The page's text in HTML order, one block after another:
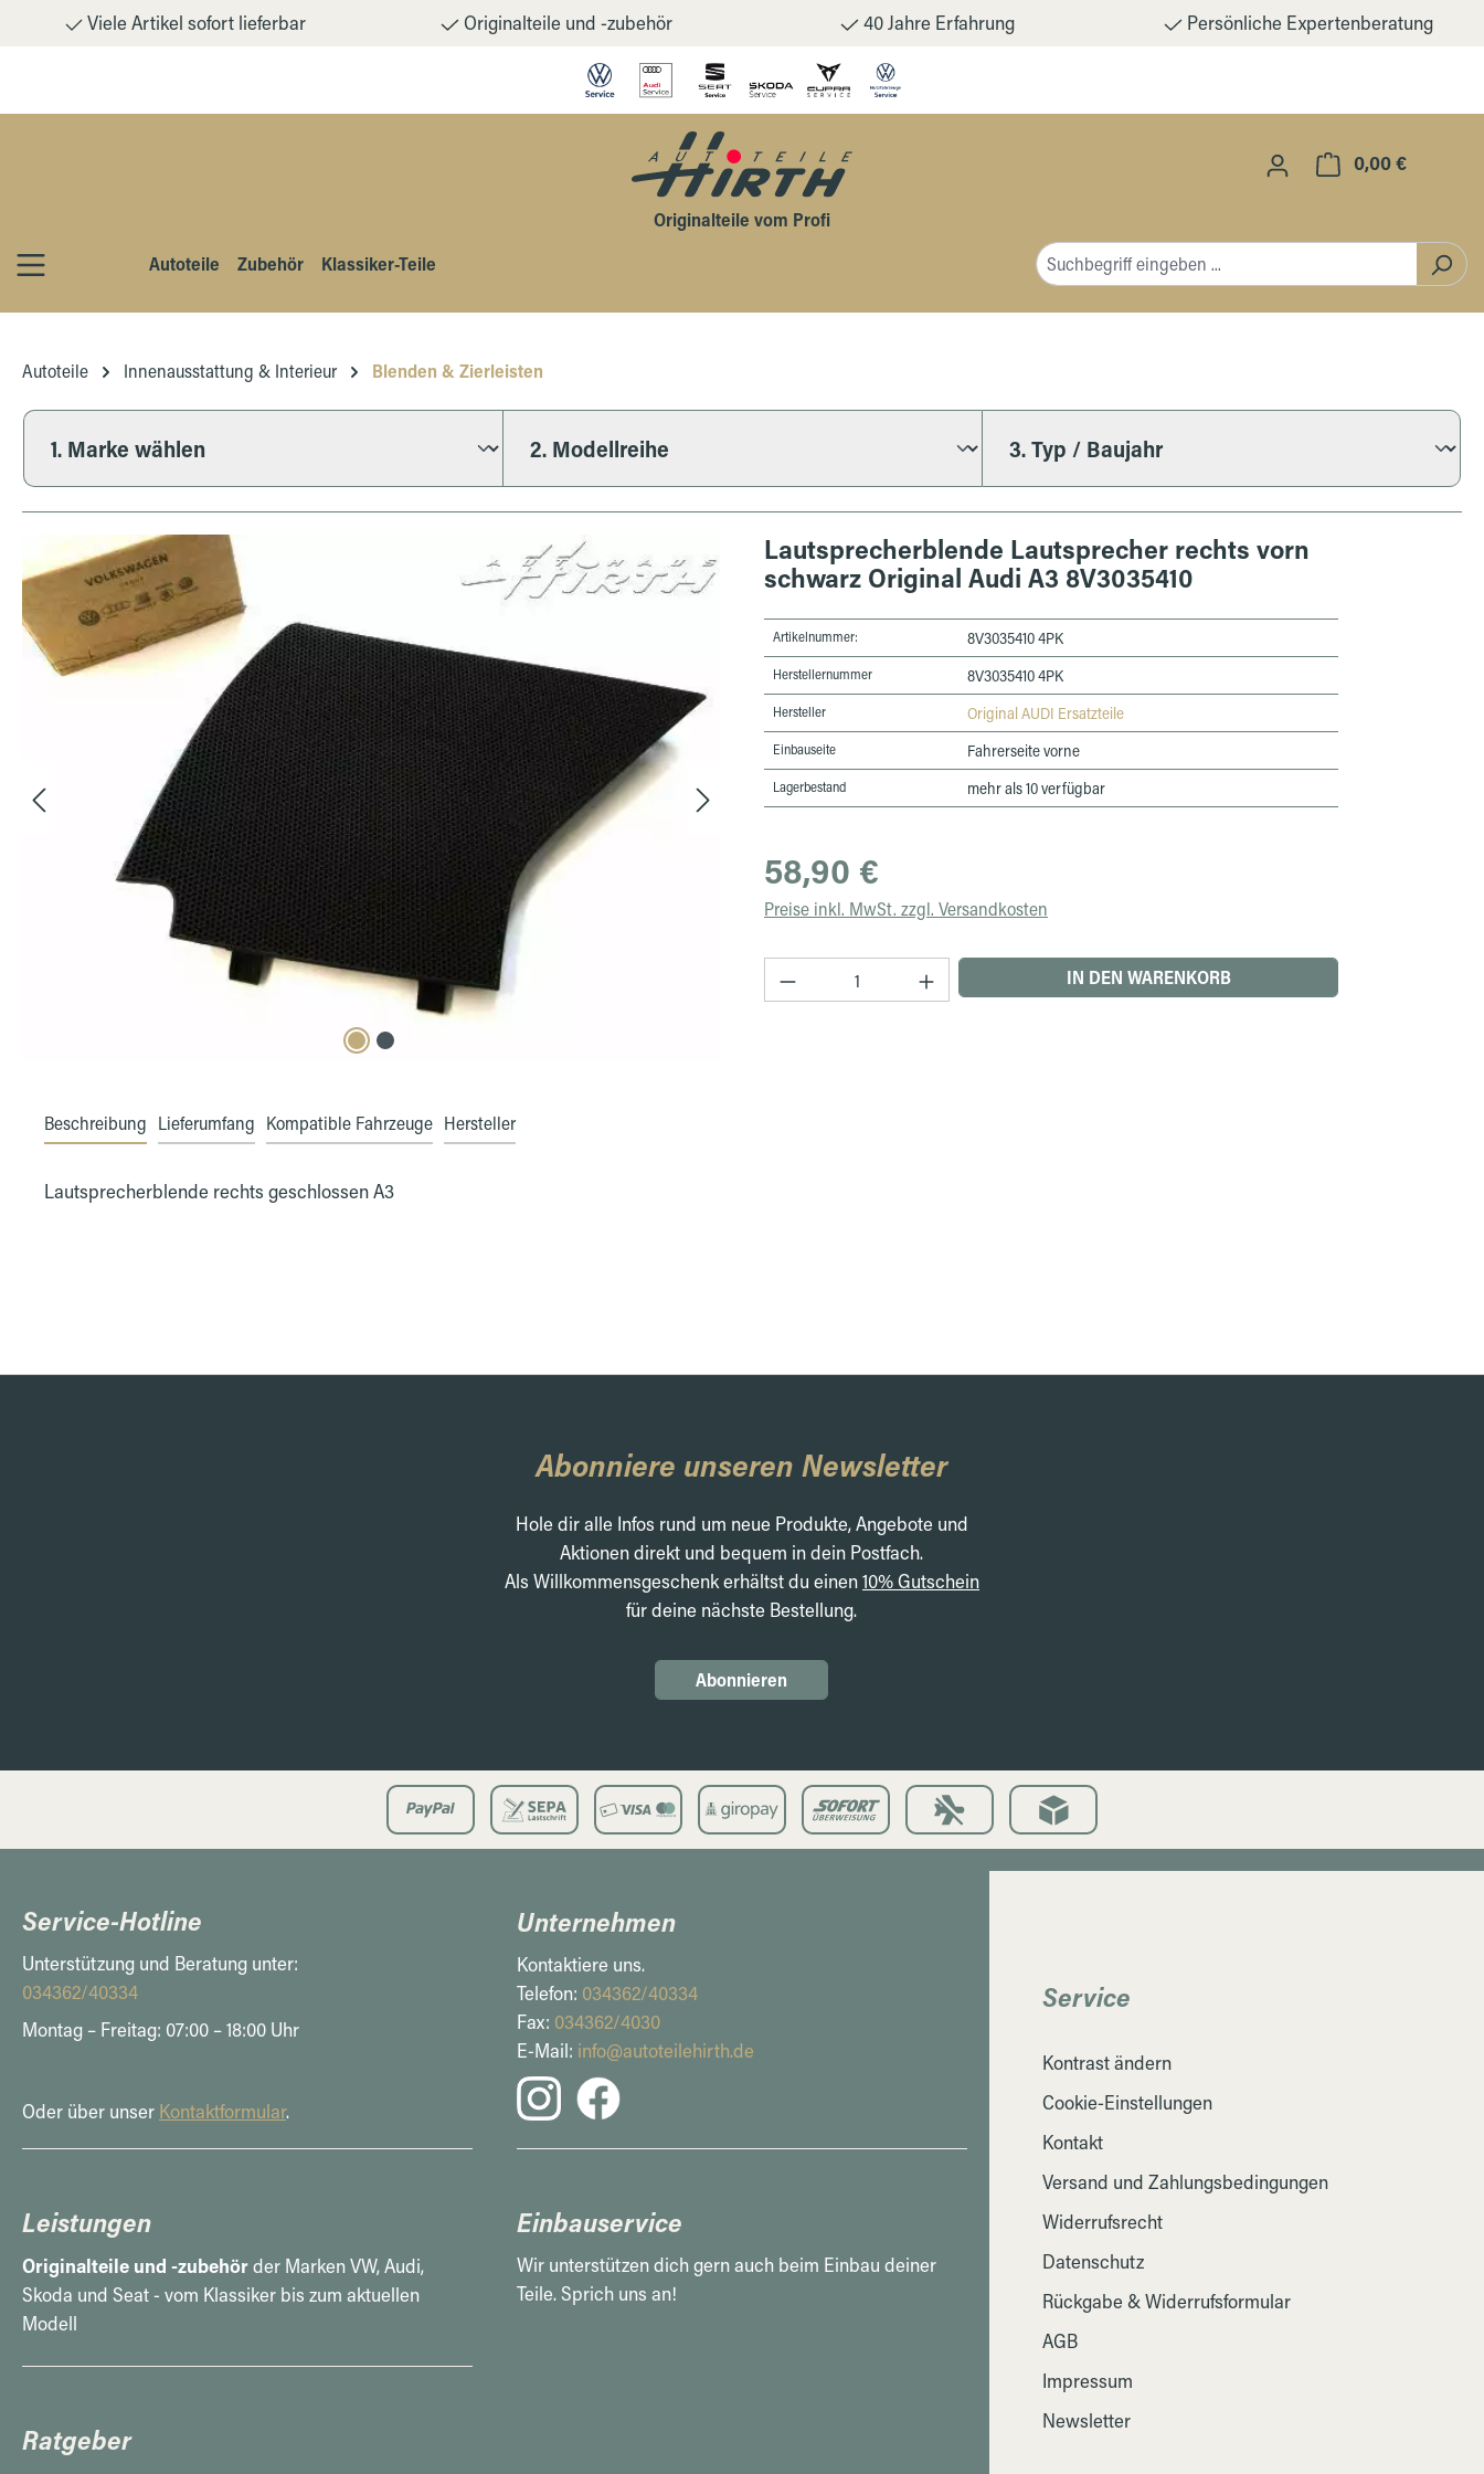
Hauptinhalt springen
Zur Suche springen
Zur Hauptnavigation springen
Viele Artikel sofort lieferbar Originalteile und -zubehör 40 Jahre Erfahrung Persönliche Expertenberatung
0,00 €
Originalteile vom Profi
Autoteile
Zubehör Klassiker-Teile
Autoteile Innenausstattung & Interieur Blenden & Zierleisten
Bildergalerie überspringen
Lautsprecherblende Lautsprecher rechts vorn
schwarz Original Audi A3 8V3035410
Artikelnummer: 8V3035410 4PK
Herstellernummer 8V3035410 4PK
Hersteller Original AUDI Ersatzteile
Einbauseite Fahrerseite vorne
Lagerbestand mehr als 10 verfügbar
Regulärer Preis:
58,90 €
Preise inkl. MwSt. zzgl. Versandkosten
Produkt Anzahl: Gib den gewünschten Wert ein oder benutze
IN DEN WARENKORB
Beschreibung Lieferumfang Kompatible Fahrzeuge Hersteller
Lautsprecherblende rechts geschlossen A3
Abonniere unseren Newsletter
Hole dir alle Infos rund um neue Produkte, Angebote und
Aktionen direkt und bequem in dein Postfach.
Als Willkommensgeschenk erhältst du einen10% Gutschein
für deine nächste Bestellung.
Abonnieren
Service-Hotline
Unterstützung und Beratung unter:
034362/40334
Montag – Freitag: 07:00 – 18:00 Uhr
Oder über unser Kontaktformular.
Unternehmen
Kontaktiere uns.
Telefon: 034362/40334
Fax: 034362/4030
E-Mail: info@autoteilehirth.de
Leistungen
Originalteile und -zubehörder Marken VW, Audi,
Skoda und Seat - vom Klassiker bis zum aktuellen
Modell
Einbauservice
Wir unterstützen dich gern auch beim Einbau deiner
Teile. Sprich uns an!
Ratgeber
Service
Kontrast ändern
Cookie-Einstellungen
Kontakt
Versand und Zahlungsbedingungen
Widerrufsrecht
Datenschutz
Rückgabe & Widerrufsformular
AGB
Impressum
Newsletter